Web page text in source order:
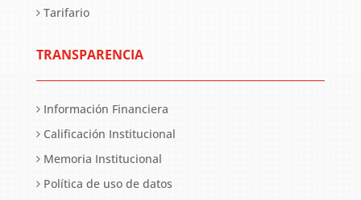
Tarifario
TRANSPARENCIA
Información Financiera
Calificación Institucional
Memoria Institucional
Política de uso de datos